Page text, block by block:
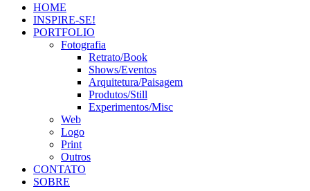
HOME
INSPIRE-SE!
PORTFOLIO
Fotografia
Retrato/Book
Shows/Eventos
Arquitetura/Paisagem
Produtos/Still
Experimentos/Misc
Web
Logo
Print
Outros
CONTATO
SOBRE